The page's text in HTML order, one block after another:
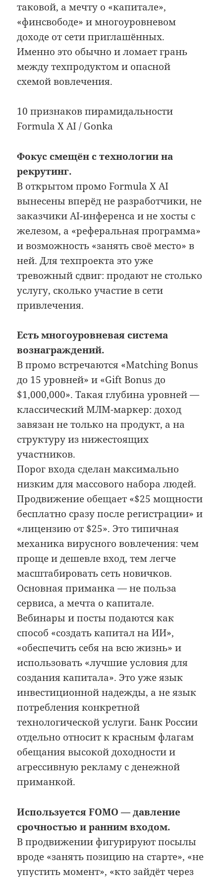
таковой, а мечту о «капитале»,
«финсвободе» и многоуровневом
доходе от сети приглашённых.
Именно это обычно и ломает грань
между техпродуктом и опасной
схемой вовлечения.
10 признаков пирамидальности
Formula X AI / Gonka
Фокус смещён с технологии на
рекрутинг.
В открытом промо Formula X AI
вынесены вперёд не разработчики, не
заказчики AI-инференса и не хосты с
железом, а «реферальная программа»
и возможность «занять своё место» в
ней. Для техпроекта это уже
тревожный сдвиг: продают не столько
услугу, сколько участие в сети
привлечения.
Есть многоуровневая система
вознаграждений.
В промо встречаются «Matching Bonus
до 15 уровней» и «Gift Bonus до
$1,000,000». Такая глубина уровней —
классический МЛМ-маркер: доход
завязан не только на продукт, а на
структуру из нижестоящих
участников.
Порог входа сделан максимально
низким для массового набора людей.
Продвижение обещает «$25 мощности
бесплатно сразу после регистрации» и
«лицензию от $25». Это типичная
механика вирусного вовлечения: чем
проще и дешевле вход, тем легче
масштабировать сеть новичков.
Основная приманка — не польза
сервиса, а мечта о капитале.
Вебинары и посты подаются как
способ «создать капитал на ИИ»,
«обеспечить себя на всю жизнь» и
использовать «лучшие условия для
создания капитала». Это уже язык
инвестиционной надежды, а не язык
потребления конкретной
технологической услуги. Банк России
отдельно относит к красным флагам
обещания высокой доходности и
агрессивную рекламу с денежной
приманкой.
Используется FOMO — давление
срочностью и ранним входом.
В продвижении фигурируют посылы
вроде «занять позицию на старте», «не
упустить момент», «кто зайдёт через